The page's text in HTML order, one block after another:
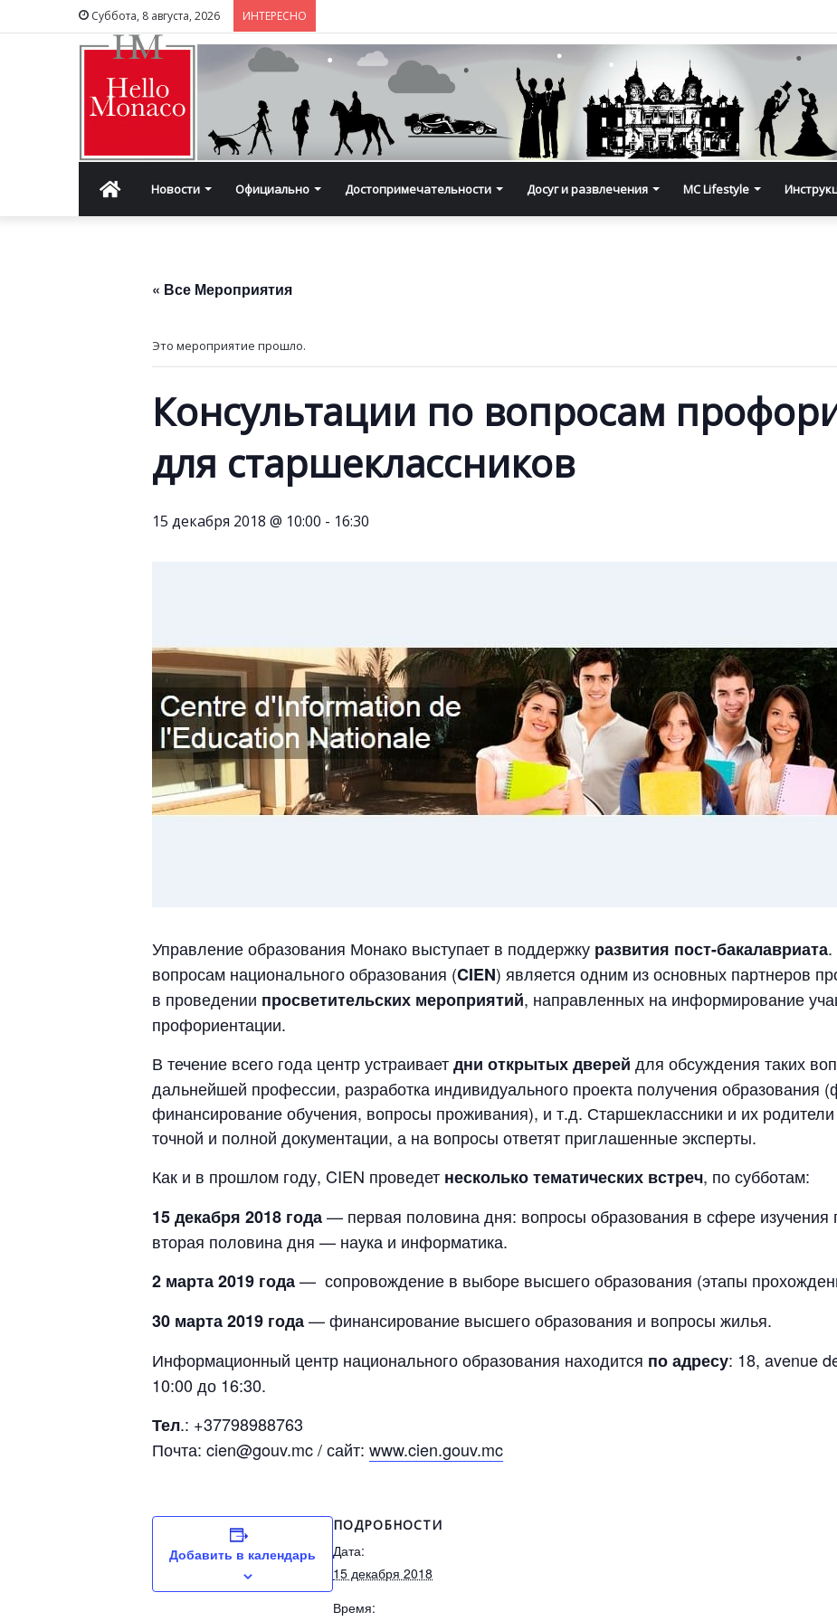
Суббота, 8 августа, 2026 ИНТЕРЕСНО
ГлавнаяНовости Официально Достопримечательности Досуг и развлечения MC Lifestyle
« Все Мероприятия
Это мероприятие прошло.
Консультации по вопросам
для старшеклассников
15 декабря 2018 @ 10:00 - 16:30
Управление образования Монако выступает в поддержку развития пост-бакалавриата
вопросам национального образования (CIEN) является одним из основных партнеров
в проведении просветительских мероприятий, направленных на информирование
профориентации.
В течение всего года центр устраиваетдни открытых дверей для обсуждения таких
дальнейшей профессии, разработка индивидуального проекта получения образования
финансирование обучения, вопросы проживания), и т.д. Старшеклассники и их
точной и полной документации, а на вопросы ответят приглашенные эксперты.
Как и в прошлом году, CIEN проведет несколько тематических встреч, по субботам:
15 декабря 2018 года— первая половина дня: вопросы образования в сфере изучения
вторая половина дня — наука и информатика.
2 марта 2019 года— сопровождение в выборе высшего образования (этапы
30 марта 2019 года— финансирование высшего образования и вопросы жилья.
Информационный центр национального образования находится по адресу: 18, avenue
10:00 до 16:30.
Тел.: +37798988763
Почта: cien@gouv.mc / сайт: www.cien.gouv.mc
Добавить в календарь
ПОДРОБНОСТИ
Дата:
15 декабря 2018
Время: